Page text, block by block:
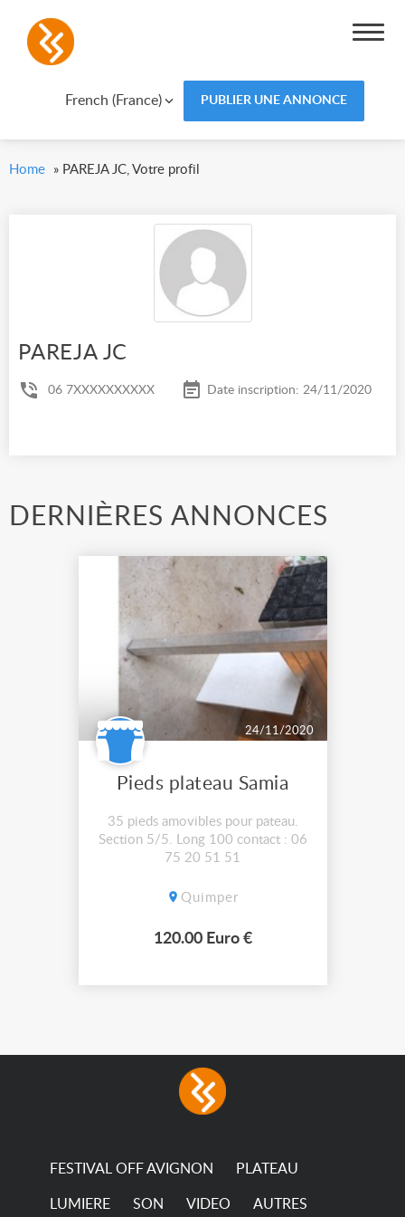
French (France) PUBLIER UNE ANNONCE
Home » PAREJA JC, Votre profil
PAREJA JC
06 7XXXXXXXXXX Date inscription: 24/11/2020
DERNIÈRES ANNONCES
24/11/2020
Pieds plateau Samia
35 pieds amovibles pour pateau.
Section 5/5. Long 100 contact : 06
75 20 51 51
Quimper
120.00 Euro €
FESTIVAL OFF AVIGNON PLATEAU
LUMIERE SON VIDEO AUTRES